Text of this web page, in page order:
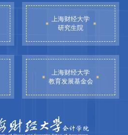
上海财经大学
研究生院
上海财经大学
教育发展基金会